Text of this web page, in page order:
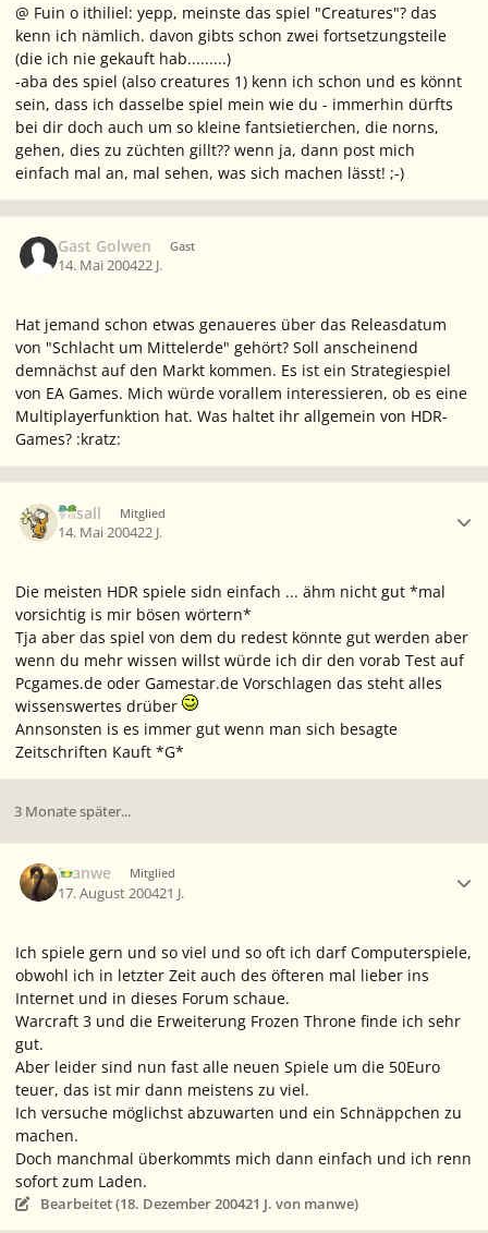
@ Fuin o ithiliel: yepp, meinste das spiel "Creatures"? das
kenn ich nämlich. davon gibts schon zwei fortsetzungsteile
(die ich nie gekauft hab.........)
-aba des spiel (also creatures 1) kenn ich schon und es könnt
sein, dass ich dasselbe spiel mein wie du - immerhin dürfts
bei dir doch auch um so kleine fantsietierchen, die norns,
gehen, dies zu züchten gillt?? wenn ja, dann post mich
einfach mal an, mal sehen, was sich machen lässt! ;-)
Gast Golwen Gast
14. Mai 200422 J.
Hat jemand schon etwas genaueres über das Releasdatum
von "Schlacht um Mittelerde" gehört? Soll anscheinend
demnächst auf den Markt kommen. Es ist ein Strategiespiel
von EA Games. Mich würde vorallem interessieren, ob es eine
Multiplayerfunktion hat. Was haltet ihr allgemein von HDR-
Games? :kratz:
Vasall Mitglied
14. Mai 200422 J.
Die meisten HDR spiele sidn einfach ... ähm nicht gut *mal
vorsichtig is mir bösen wörtern*
Tja aber das spiel von dem du redest könnte gut werden aber
wenn du mehr wissen willst würde ich dir den vorab Test auf
Pcgames.de oder Gamestar.de Vorschlagen das steht alles
wissenswertes drüber
Annsonsten is es immer gut wenn man sich besagte
Zeitschriften Kauft *G*
3 Monate später...
Manwe Mitglied
17. August 200421 J.
Ich spiele gern und so viel und so oft ich darf Computerspiele,
obwohl ich in letzter Zeit auch des öfteren mal lieber ins
Internet und in dieses Forum schaue.
Warcraft 3 und die Erweiterung Frozen Throne finde ich sehr
gut.
Aber leider sind nun fast alle neuen Spiele um die 50Euro
teuer, das ist mir dann meistens zu viel.
Ich versuche möglichst abzuwarten und ein Schnäppchen zu
machen.
Doch manchmal überkommts mich dann einfach und ich renn
sofort zum Laden.
Bearbeitet (18. Dezember 200421 J. von manwe)